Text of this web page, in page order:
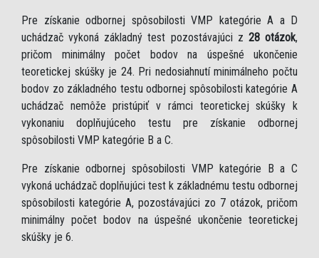
Pre získanie odbornej spôsobilosti VMP kategórie A a D
uchádzač vykoná základný test pozostávajúci z 28 otázok,
pričom minimálny počet bodov na úspešné ukončenie
teoretickej skúšky je 24. Pri nedosiahnutí minimálneho počtu
bodov zo základného testu odbornej spôsobilosti kategórie A
uchádzač nemôže pristúpiť v rámci teoretickej skúšky k
vykonaniu doplňujúceho testu pre získanie odbornej
spôsobilosti VMP kategórie B a C.
Pre získanie odbornej spôsobilosti VMP kategórie B a C
vykoná uchádzač doplňujúci test k základnému testu odbornej
spôsobilosti kategórie A, pozostávajúci zo 7 otázok, pričom
minimálny počet bodov na úspešné ukončenie teoretickej
skúšky je 6.